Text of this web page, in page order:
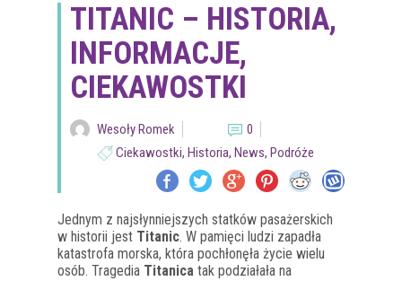
TITANIC – HISTORIA,
INFORMACJE,
CIEKAWOSTKI
Wesoły Romek
0
Ciekawostki, Historia, News, Podróże
Jednym z najsłynniejszych statków pasażerskich
w historii jest Titanic. W pamięci ludzi zapadła
katastrofa morska, która pochłonęła życie wielu
osób. Tragedia Titanica tak podziałała na